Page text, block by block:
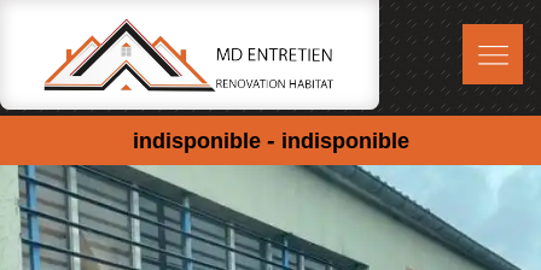
indisponible - indisponible